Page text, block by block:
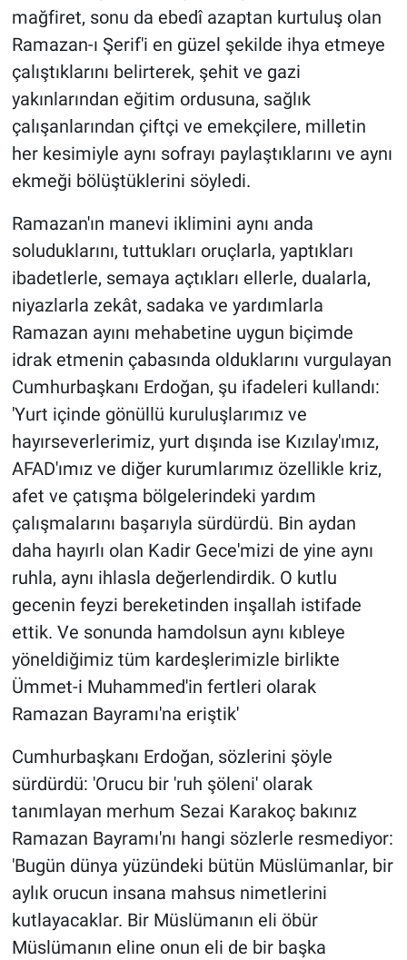
mağfiret, sonu da ebedî azaptan kurtuluş olan
Ramazan-ı Şerif'i en güzel şekilde ihya etmeye
çalıştıklarını belirterek, şehit ve gazi
yakınlarından eğitim ordusuna, sağlık
çalışanlarından çiftçi ve emekçilere, milletin
her kesimiyle aynı sofrayı paylaştıklarını ve aynı
ekmeği bölüştüklerini söyledi.
Ramazan'ın manevi iklimini aynı anda
soluduklarını, tuttukları oruçlarla, yaptıkları
ibadetlerle, semaya açtıkları ellerle, dualarla,
niyazlarla zekât, sadaka ve yardımlarla
Ramazan ayını mehabetine uygun biçimde
idrak etmenin çabasında olduklarını vurgulayan
Cumhurbaşkanı Erdoğan, şu ifadeleri kullandı:
'Yurt içinde gönüllü kuruluşlarımız ve
hayırseverlerimiz, yurt dışında ise Kızılay'ımız,
AFAD'ımız ve diğer kurumlarımız özellikle kriz,
afet ve çatışma bölgelerindeki yardım
çalışmalarını başarıyla sürdürdü. Bin aydan
daha hayırlı olan Kadir Gece'mizi de yine aynı
ruhla, aynı ihlasla değerlendirdik. O kutlu
gecenin feyzi bereketinden inşallah istifade
ettik. Ve sonunda hamdolsun aynı kıbleye
yöneldiğimiz tüm kardeşlerimizle birlikte
Ümmet-i Muhammed'in fertleri olarak
Ramazan Bayramı'na eriştik'
Cumhurbaşkanı Erdoğan, sözlerini şöyle
sürdürdü: 'Orucu bir 'ruh şöleni' olarak
tanımlayan merhum Sezai Karakoç bakınız
Ramazan Bayramı'nı hangi sözlerle resmediyor:
'Bugün dünya yüzündeki bütün Müslümanlar, bir
aylık orucun insana mahsus nimetlerini
kutlayacaklar. Bir Müslümanın eli öbür
Müslümanın eline onun eli de bir başka